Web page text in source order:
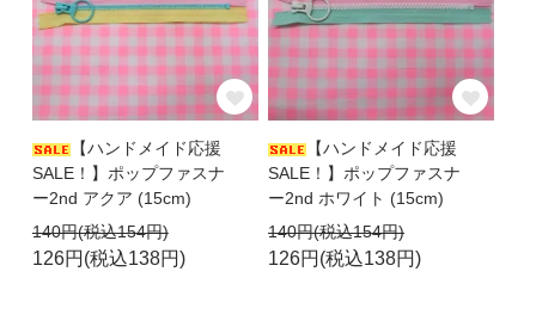
【ハンドメイド応援
SALE！】ポップファスナ
ー2nd アクア (15cm)
140円(税込154円)
126円(税込138円)
【ハンドメイド応援
SALE！】ポップファスナ
ー2nd ホワイト (15cm)
140円(税込154円)
126円(税込138円)